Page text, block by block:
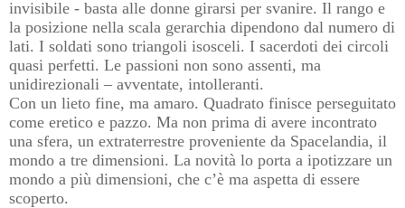
invisibile - basta alle donne girarsi per svanire. Il rango e
la posizione nella scala gerarchia dipendono dal numero di
lati. I soldati sono triangoli isosceli. I sacerdoti dei circoli
quasi perfetti. Le passioni non sono assenti, ma
unidirezionali – avventate, intolleranti.
Con un lieto fine, ma amaro. Quadrato finisce perseguitato
come eretico e pazzo. Ma non prima di avere incontrato
una sfera, un extraterrestre proveniente da Spacelandia, il
mondo a tre dimensioni. La novità lo porta a ipotizzare un
mondo a più dimensioni, che c’è ma aspetta di essere
scoperto.